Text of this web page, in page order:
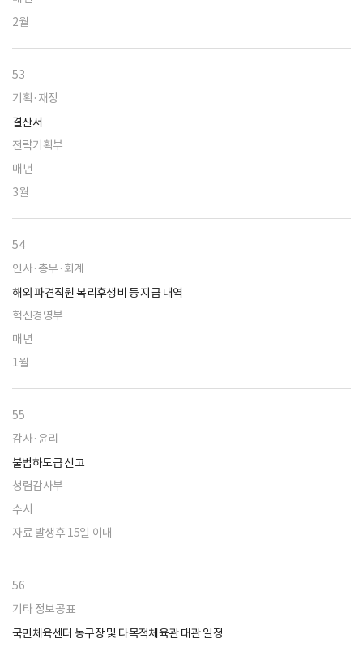
2월
53
기획·재정
결산서
전략기획부
매년
3월
54
인사·총무·회계
해외 파견직원 복리후생비 등 지급 내역
혁신경영부
매년
1월
55
감사·윤리
불법하도급 신고
청렴감사부
수시
자료 발생후 15일 이내
56
기타 정보공표
국민체육센터 농구장 및 다목적체육관 대관 일정